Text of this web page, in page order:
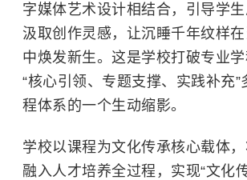
字媒体艺术设计相结合，引导学
汲取创作灵感，让沉睡千年纹样
中焕发新生。这是学校打破专业
“核心引领、专题支撑、实践补充”
程体系的一个生动缩影。
学校以课程为文化传承核心载体
融入人才培养全过程，实现“文化